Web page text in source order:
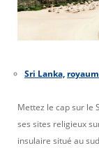
Sri Lanka,
Mettez le cap sur le
ses sites religieux
insulaire situé au